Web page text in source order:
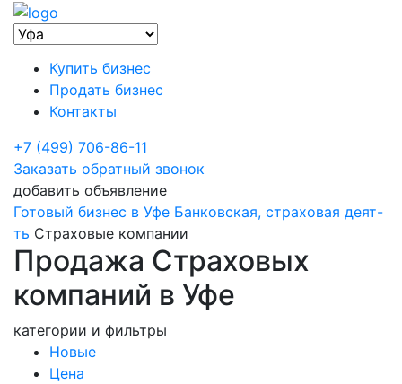
Купить бизнес
Продать бизнес
Контакты
+7 (499) 706-86-11
Заказать обратный звонок
добавить объявление
Готовый бизнес в Уфе Банковская, страховая деят-
ть Страховые компании
Продажа Страховых
компаний в Уфе
категории и фильтры
Новые
Цена